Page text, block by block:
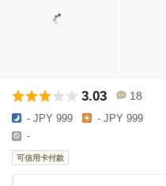
3.03 18
- JPY 999 - JPY 999
-
可信用卡付款